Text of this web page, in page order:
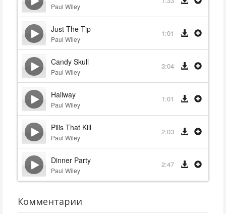
Paul Wiley
Just The Tip
Paul Wiley
1:01
Candy Skull
Paul Wiley
3:04
Hallway
Paul Wiley
1:01
Pills That Kill
Paul Wiley
2:03
Dinner Party
Paul Wiley
2:47
Комментарии